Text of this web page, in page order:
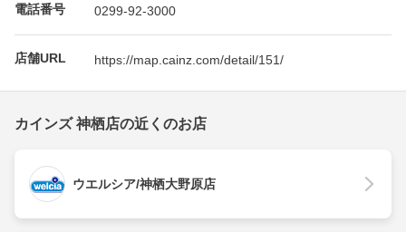
電話番号 0299-92-3000
店舗URL https://map.cainz.com/detail/151/
カインズ 神栖店の近くのお店
ウエルシア/神栖大野原店